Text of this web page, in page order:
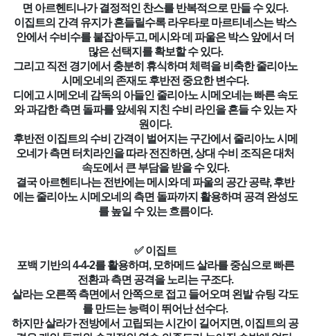
면 아르헨티나가 결정적인 찬스를 반복적으로 만들 수 있다.
이집트의 간격 유지가 흔들릴수록 라우타로 마르티네스는 박스
안에서 수비수를 붙잡아두고, 메시와 데 파울은 박스 앞에서 더
많은 선택지를 확보할 수 있다.
그리고 직전 경기에서 충분히 휴식하며 체력을 비축한 줄리아노
시메오네의 존재도 후반전 중요한 변수다.
디에고 시메오네 감독의 아들인 줄리아노 시메오네는 빠른 속도
와 과감한 측면 돌파를 앞세워 지친 수비 라인을 흔들 수 있는 자
원이다.
후반전 이집트의 수비 간격이 벌어지는 구간에서 줄리아노 시메
오네가 측면 터치라인을 따라 전진하면, 상대 수비 조직은 대처
속도에서 큰 부담을 받을 수 있다.
결국 아르헨티나는 전반에는 메시와 데 파울의 공간 공략, 후반
에는 줄리아노 시메오네의 측면 돌파까지 활용하며 공격 완성도
를 높일 수 있는 흐름이다.
✅ 이집트
포백 기반의 4-4-2를 활용하며, 모하메드 살라를 중심으로 빠른
전환과 측면 공격을 노리는 구조다.
살라는 오른쪽 측면에서 안쪽으로 접고 들어오며 왼발 슈팅 각도
를 만드는 능력이 뛰어난 선수다.
하지만 살라가 전방에서 고립되는 시간이 길어지면, 이집트의 공